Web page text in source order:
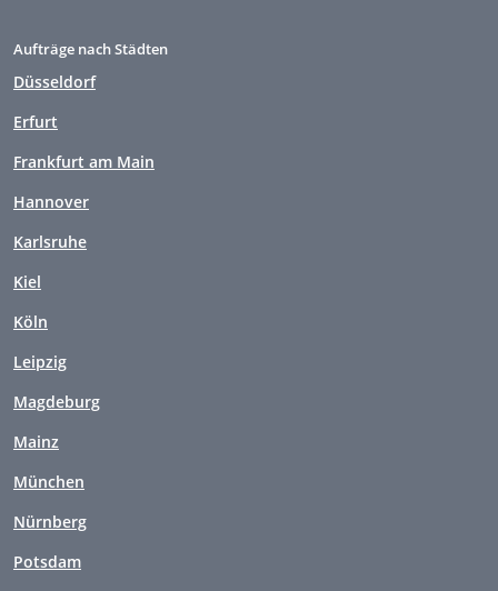
Aufträge nach Städten
Düsseldorf
Erfurt
Frankfurt am Main
Hannover
Karlsruhe
Kiel
Köln
Leipzig
Magdeburg
Mainz
München
Nürnberg
Potsdam